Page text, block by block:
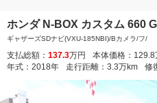
ホンダ N-BOX カスタム 660
ギャザーズSDナビ(VXU-185NBI)/Bカメラ/フ/
支払総額： 137.3万円 本体価格： 129.8
年式： 2018年 走行距離： 3.3万km 修